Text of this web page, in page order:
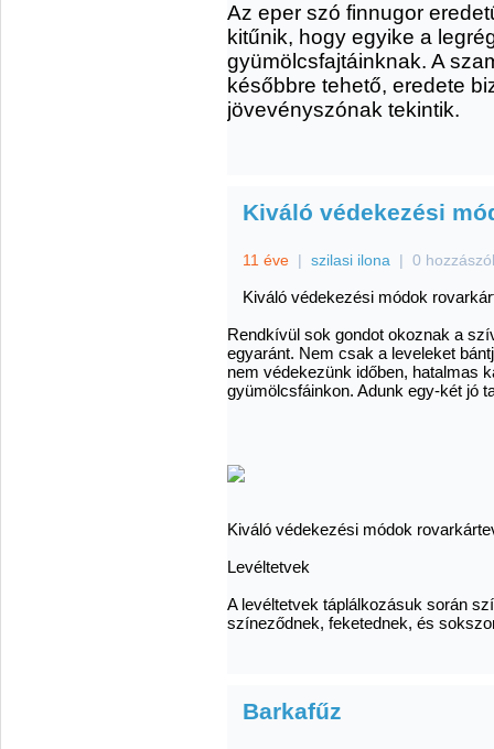
Az eper szó finnugor
kitűnik, hogy egyike a
gyümölcsfajtáinknak. A
későbbre tehető, eredete
jövevényszónak tekintik.
Kiváló védekezési
11 éve | szilasi ilona | 0
Kiváló védekezési módok
Rendkívül sok gondot okoznak a
egyaránt. Nem csak a leveleket
nem védekezünk időben, hatalmas
gyümölcsfáinkon. Adunk egy-két jó
Kiváló védekezési módok
Levéltetvek
A levéltetvek táplálkozásuk során
színeződnek, feketednek, és
Barkafűz